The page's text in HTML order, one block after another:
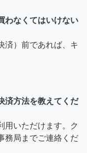
わなくてはいけない
済）前であれば、キ
済方法を教えてくだ
用いただけます。ク
務局までご連絡くだ